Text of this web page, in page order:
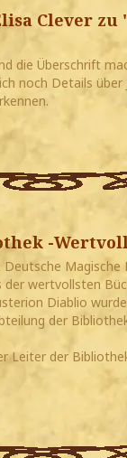
Clever zu
die Überschrift
noch Details
-
wertvollsten
Diablio
der
Leiter der